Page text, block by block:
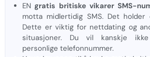
ENgratis britiske vikarer SMS-
motta midlertidig SMS. Det holder
Dette er viktig for nettdating og
situasjoner. Du vil kanskje
personlige telefonnummer.